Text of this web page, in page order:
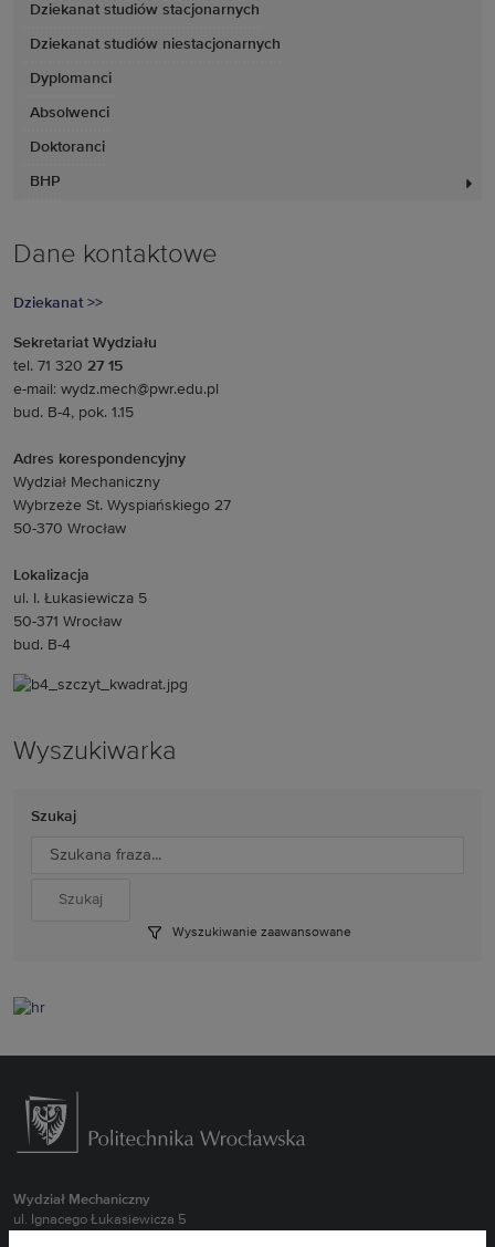
Dziekanat studiów stacjonarnych
Dziekanat studiów niestacjonarnych
Dyplomanci
Absolwenci
Doktoranci
BHP
Dane kontaktowe
Dziekanat >>
Sekretariat Wydziału
tel. 71 320 27 15
e-mail: wydz.mech@pwr.edu.pl
bud. B-4, pok. 1.15
Adres korespondencyjny
Wydział Mechaniczny
Wybrzeże St. Wyspiańskiego 27
50-370 Wrocław
Lokalizacja
ul. I. Łukasiewicza 5
50-371 Wrocław
bud. B-4
Wyszukiwarka
Szukaj
Wyszukiwanie zaawansowane
Wydział Mechaniczny
ul. Ignacego Łukasiewicza 5